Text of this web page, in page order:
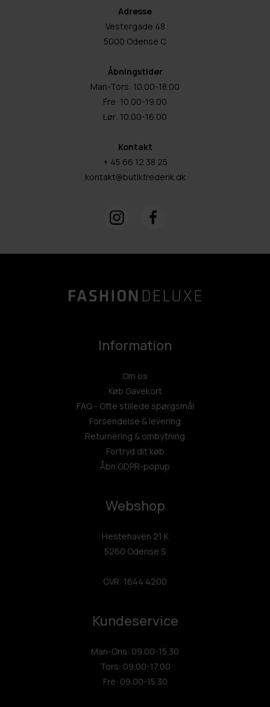
Adresse
Vestergade 48
5000 Odense C
Åbningstider
Man-Tors: 10.00-18.00
Fre: 10.00-19.00
Lør: 10.00-16.00
Kontakt
+ 45 66 12 38 25
kontakt@butikfrederik.dk
Information
Om os
Køb Gavekort
FAQ - Ofte stillede spørgsmål
Forsendelse & levering
Returnering & ombytning
Fortryd dit køb
Åbn GDPR-popup
Webshop
Hestehaven 21 K
5260 Odense S
CVR: 1644 4200
Kundeservice
Man-Ons: 09.00-15.30
Tors: 09.00-17.00
Fre: 09.00-15.30